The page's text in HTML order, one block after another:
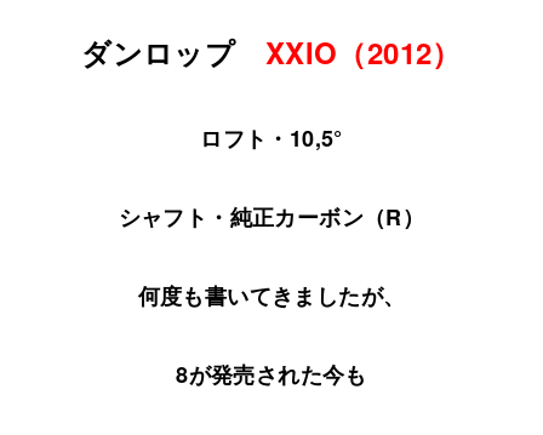
ダンロップ XXIO（2012）
ロフト・10,5°
シャフト・純正カーボン（R）
何度も書いてきましたが、
8が発売された今も